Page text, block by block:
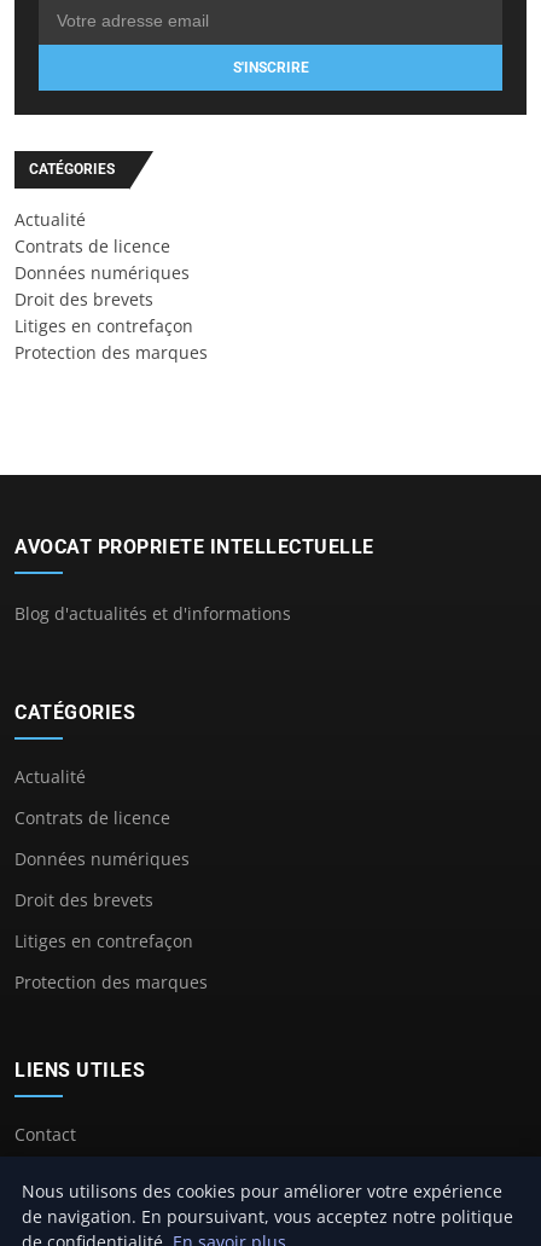
S'INSCRIRE
CATÉGORIES
Actualité
Contrats de licence
Données numériques
Droit des brevets
Litiges en contrefaçon
Protection des marques
AVOCAT PROPRIETE INTELLECTUELLE
Blog d'actualités et d'informations
CATÉGORIES
Actualité
Contrats de licence
Données numériques
Droit des brevets
Litiges en contrefaçon
Protection des marques
LIENS UTILES
Contact
Nous utilisons des cookies pour améliorer votre expérience
de navigation. En poursuivant, vous acceptez notre politique